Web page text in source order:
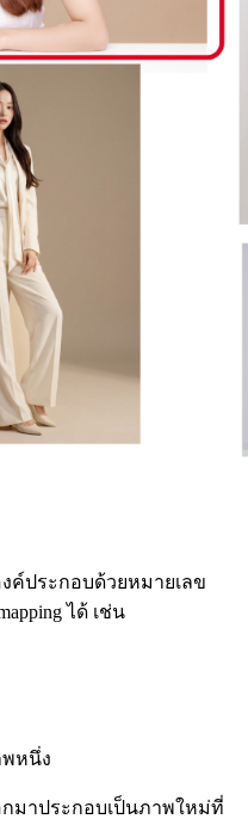
ค์ประกอบด้วยหมายเลข
ได้ เช่น
หนึ่ง
มาประกอบเป็นภาพใหม่ที่